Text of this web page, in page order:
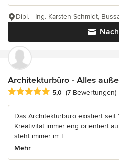
Dipl. - Ing. Karsten Schmidt,
Architekturbüro - Alles
Durchschnittliche Bewertung: 5
5,0 (7 Bewertungen)
Das Architekturbüro existiert seit
Kreativität immer eng orientiert
steht immer im F...
Mehr